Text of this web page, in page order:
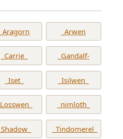
_Aragorn _Arwen
_Carrie_ _Gandalf-
_Iset_ _Isilwen_
_Losswen_ _nimloth_
_Shadow_ _Tindomerel_